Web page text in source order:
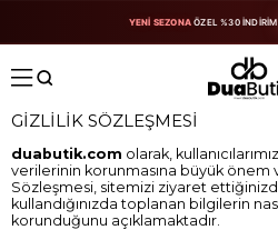
YENİ SEZONAÖZEL %30 İNDİRİM
GİZLİLİK SÖZLEŞMESİ
duabutik.com olarak,
verilerinin korunmasına büyük önem
Sözleşmesi, sitemizi ziyaret
kullandığınızda toplanan bilgilerin
korunduğunu açıklamaktadır.